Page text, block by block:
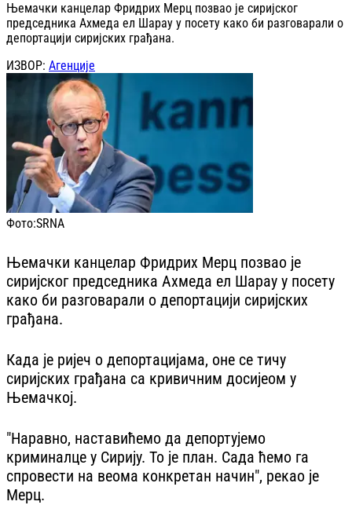
Њемачки канцелар Фридрих Мерц позвао је сиријског
председника Ахмеда ел Шарау у посету како би разговарали о
депортацији сиријских грађана.
ИЗВОР: Агенције
Фото:SRNA
Њемачки канцелар Фридрих Мерц позвао је
сиријског председника Ахмеда ел Шарау у посету
како би разговарали о депортацији сиријских
грађана.
Када је ријеч о депортацијама, оне се тичу
сиријских грађана са кривичним досијеом у
Њемачкој.
"Наравно, наставићемо да депортујемо
криминалце у Сирију. То је план. Сада ћемо га
спровести на веома конкретан начин", рекао је
Мерц.